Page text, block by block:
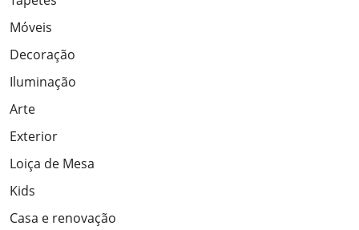
Móveis
Decoração
Iluminação
Arte
Exterior
Loiça de Mesa
Kids
Casa e renovação